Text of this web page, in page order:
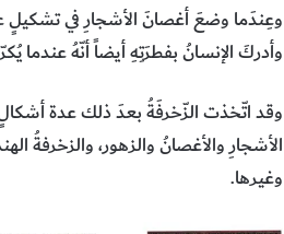
وعِندَما وضعَ أغصانَ الأشجارِ في
وأدركَ الإنسانُ بفطرَتِهِ أيضاً أنّهُ عندما
وقد اتّخذت الزّخرفَةُ بعدَ ذلك عدة
الأشجارِ والأغصانُ والزهور، والزخرفةُ
وغيرها.